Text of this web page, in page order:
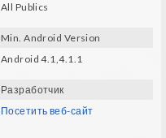
All Publics
Min. Android Version
Android 4.1,4.1.1
Разработчик
Посетить веб-сайт